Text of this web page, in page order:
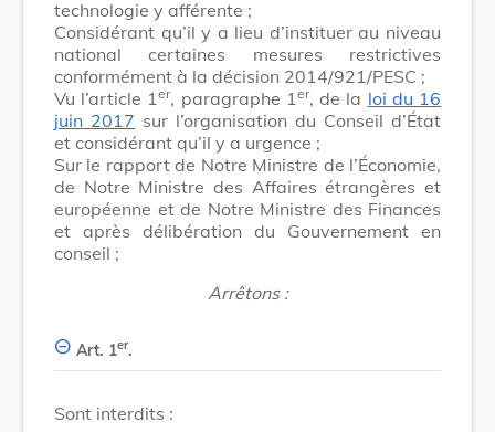
technologie y afférente ;
Considérant qu’il y a lieu d’instituer au niveau
national certaines mesures restrictives
conformément à la décision 2014/921/PESC ;
Vu l’article 1er, paragraphe 1 er, de la loi du 16
juin 2017 sur l’organisation du Conseil d’État
et considérant qu’il y a urgence ;
Sur le rapport de Notre Ministre de l’Économie,
de Notre Ministre des Affaires étrangères et
européenne et de Notre Ministre des Finances
et après délibération du Gouvernement en
conseil ;
Arrêtons :
Art. 1er.
Sont interdits :